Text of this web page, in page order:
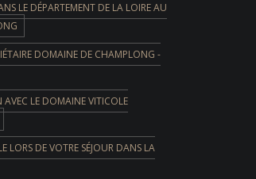
LE DÉPARTEMENT DE LA LOIRE AU
DOMAINE DE CHAMPLONG -
AVEC LE DOMAINE VITICOLE
LORS DE VOTRE SÉJOUR DANS LA